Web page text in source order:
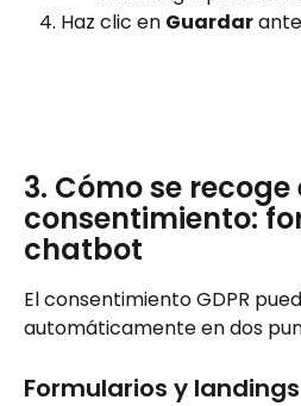
Haz clic en Guardar
3. Cómo se recoge
consentimiento:
chatbot
El consentimiento GDPR
automáticamente en dos
Formularios y landings